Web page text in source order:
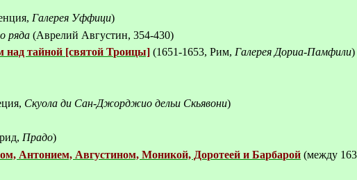
Галерея Уффици)
ряда (Аврелий Августин, 354-430)
тайной [святой Троицы] (1651-1653, Рим, Галерея Дориа-Памфили)
Скуола ди Сан-Джорджио дельи Скьявони)
Прадо)
Антонием, Августином, Моникой, Доротеей и Барбарой (между